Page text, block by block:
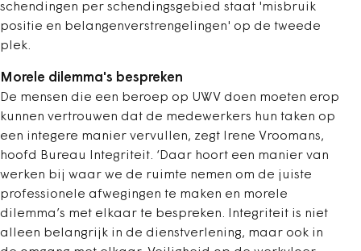
schendingen per schendingsgebied staat 'misbruik
positie en belangenverstrengelingen' op de tweede
plek.
Morele dilemma's bespreken
De mensen die een beroep op UWV doen moeten erop
kunnen vertrouwen dat de medewerkers hun taken op
een integere manier vervullen, zegt Irene Vroomans,
hoofd Bureau Integriteit. ‘Daar hoort een manier van
werken bij waar we de ruimte nemen om de juiste
professionele afwegingen te maken en morele
dilemma’s met elkaar te bespreken. Integriteit is niet
alleen belangrijk in de dienstverlening, maar ook in